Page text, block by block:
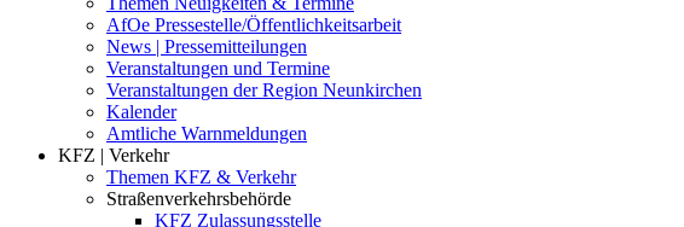
AfOe Pressestelle/Öffentlichkeitsarbeit
News | Pressemitteilungen
Veranstaltungen und Termine
Veranstaltungen der Region Neunkirchen
Kalender
Amtliche Warnmeldungen
KFZ | Verkehr
Themen KFZ & Verkehr
Straßenverkehrsbehörde
KFZ Zulassungsstelle